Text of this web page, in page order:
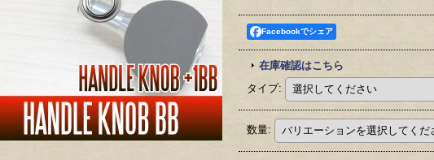
Facebookでシェア
在庫確認はこちら
タイプ:
数量: